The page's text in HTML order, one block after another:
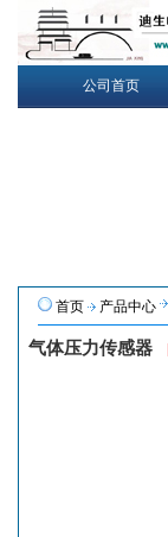
公司首页
首页 产品中心
气体压力传感器